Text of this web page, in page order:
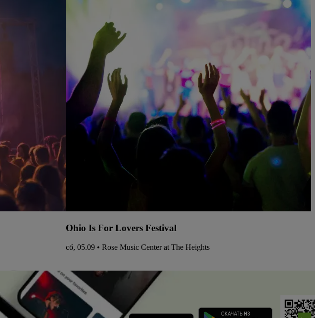
Ohio Is For Lovers Festival
сб, 05.09 • Rose Music Center at The Heights